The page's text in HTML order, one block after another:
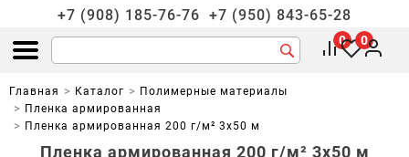
+7 (908) 185-76-76 +7 (950) 843-65-28
Открыть меню
0 0
Главная Каталог
Полимерные материалы
Пленка армированная
Пленка армированная 200 г/м² 3х50 м
Пленка армированная 200 г/м² 3х50 м